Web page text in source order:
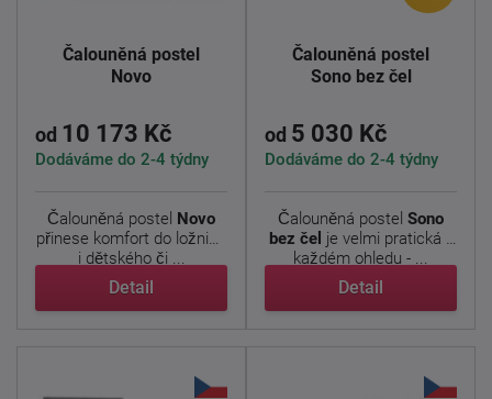
Čalouněná postel
Novo
od 10 173 Kč
Dodáváme do 2-4 týdny
Čalouněná postel Novo
přinese komfort do ložnice
i dětského či ...
Detail
Čalouněná postel
Sono bez čel
od 5 030 Kč
Dodáváme do 2-4 týdny
Čalouněná postel Sono
bez čel je velmi pratická v
každém ohledu - ...
Detail